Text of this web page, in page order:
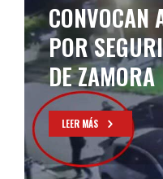
EL
NIVEL DE
TODO EL
LEER MÁS